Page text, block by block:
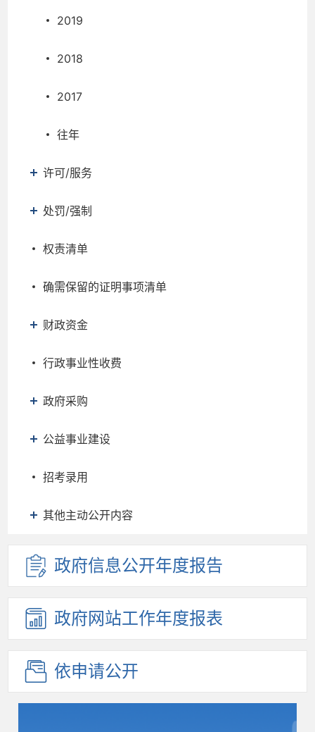
2019
2018
2017
往年
许可/服务
处罚/强制
权责清单
确需保留的证明事项清单
财政资金
行政事业性收费
政府采购
公益事业建设
招考录用
其他主动公开内容
政府信息公开年度报告
政府网站工作年度报表
依申请公开